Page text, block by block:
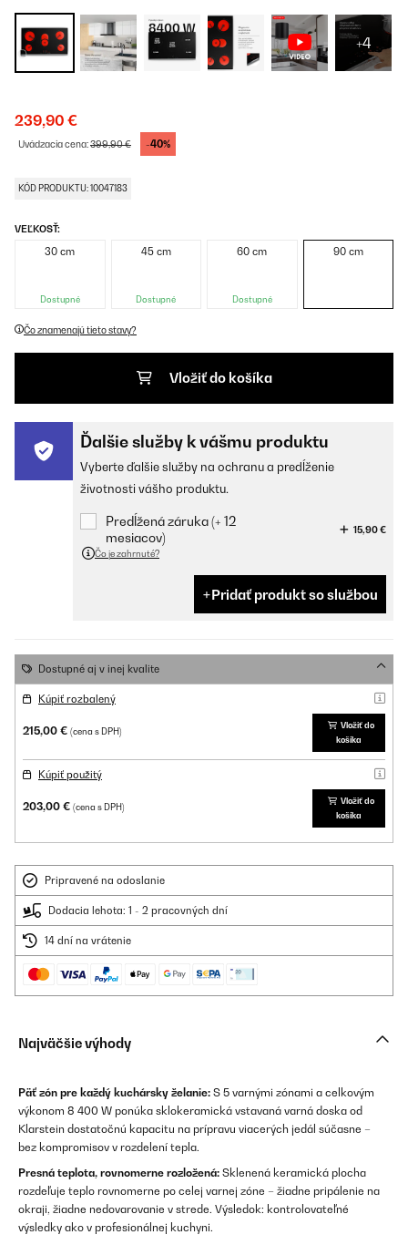
+4
239,90 €
Uvádzacia cena:399,90 € -40%
KÓD PRODUKTU: 10047183
VEĽKOSŤ:
30 cm
Dostupné
45 cm
Dostupné
60 cm
Dostupné
90 cm
Čo znamenajú tieto stavy?
Vložiť do košíka
Ďalšie služby k vášmu produktu
Vyberte ďalšie služby na ochranu a predĺženie
životnosti vášho produktu.
Predĺžená záruka (+ 12
mesiacov)
15,90 €
Čo je zahrnuté?
Pridať produkt so službou
Dostupné aj v inej kvalite
Kúpiť rozbalený
215,00 € (cena s DPH)
Vložiť do
košíka
Kúpiť použitý
203,00 € (cena s DPH)
Vložiť do
košíka
Pripravené na odoslanie
Dodacia lehota: 1 - 2 pracovných dní
14 dní na vrátenie
Najväčšie výhody
Päť zón pre každý kuchársky želanie: S 5 varnými zónami a celkovým
výkonom 8 400 W ponúka sklokeramická vstavaná varná doska od
Klarstein dostatočnú kapacitu na prípravu viacerých jedál súčasne –
bez kompromisov v rozdelení tepla.
Presná teplota, rovnomerne rozložená: Sklenená keramická plocha
rozdeľuje teplo rovnomerne po celej varnej zóne – žiadne pripálenie na
okraji, žiadne nedovarovanie v strede. Výsledok: kontrolovateľné
výsledky ako v profesionálnej kuchyni.